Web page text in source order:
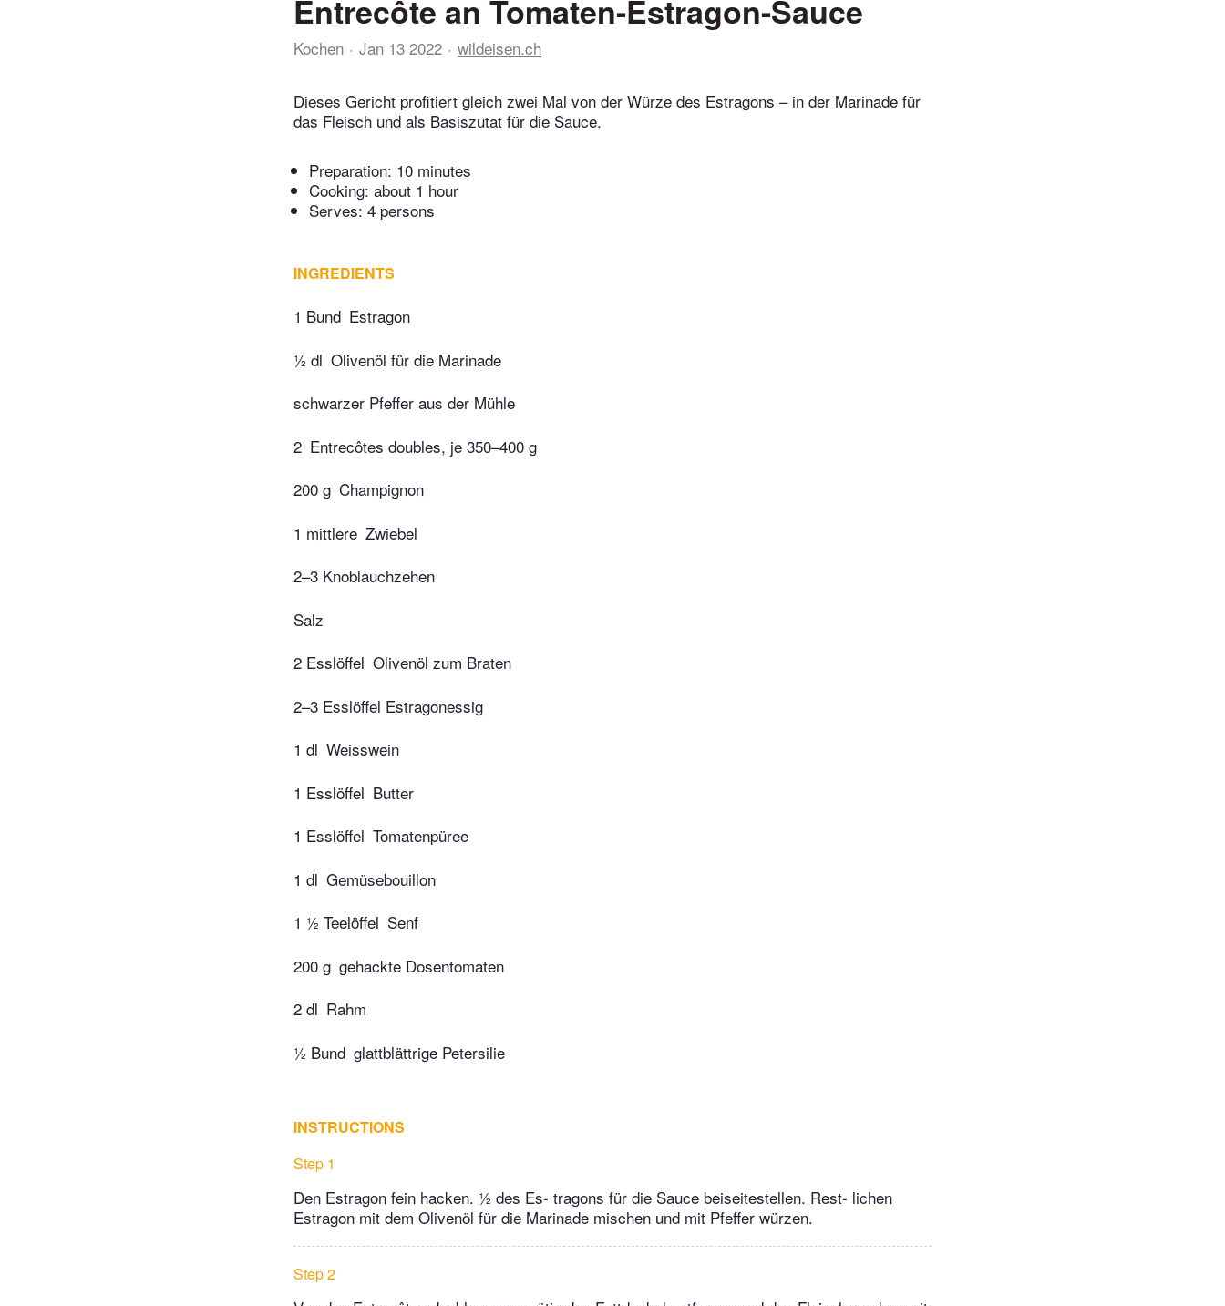
Entrecôte an Tomaten-Estragon-Sauce
Kochen Jan 13 2022 wildeisen.ch
Dieses Gericht profitiert gleich zwei Mal von der Würze des Estragons – in der Marinade für
das Fleisch und als Basiszutat für die Sauce.
Preparation: 10 minutes
Cooking: about 1 hour
Serves: 4 persons
INGREDIENTS
1 Bund Estragon
½ dl Olivenöl für die Marinade
schwarzer Pfeffer aus der Mühle
2 Entrecôtes doubles, je 350–400 g
200 g Champignon
1 mittlere Zwiebel
2–3 Knoblauchzehen
Salz
2 Esslöffel Olivenöl zum Braten
2–3 Esslöffel Estragonessig
1 dl Weisswein
1 Esslöffel Butter
1 Esslöffel Tomatenpüree
1 dl Gemüsebouillon
1 ½ Teelöffel Senf
200 g gehackte Dosentomaten
2 dl Rahm
½ Bund glattblättrige Petersilie
INSTRUCTIONS
Step 1
Den Estragon fein hacken. ½ des Es- tragons für die Sauce beiseitestellen. Rest- lichen
Estragon mit dem Olivenöl für die Marinade mischen und mit Pfeffer würzen.
Step 2